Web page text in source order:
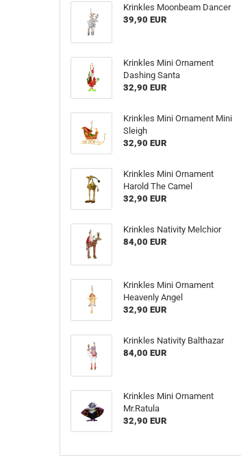
Krinkles Moonbeam Dancer
39,90 EUR
Krinkles Mini Ornament
Dashing Santa
32,90 EUR
Krinkles Mini Ornament Mini
Sleigh
32,90 EUR
Krinkles Mini Ornament
Harold The Camel
32,90 EUR
Krinkles Nativity Melchior
84,00 EUR
Krinkles Mini Ornament
Heavenly Angel
32,90 EUR
Krinkles Nativity Balthazar
84,00 EUR
Krinkles Mini Ornament
Mr.Ratula
32,90 EUR